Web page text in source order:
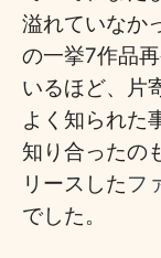
溢れていなか
の一挙7作品
いるほど、片
よく知られた
知り合ったの
リースしたフ
でした。